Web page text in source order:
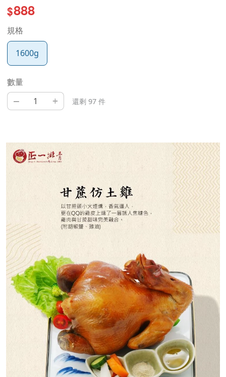
$888
規格
1600g
數量
– + 還剩 97 件